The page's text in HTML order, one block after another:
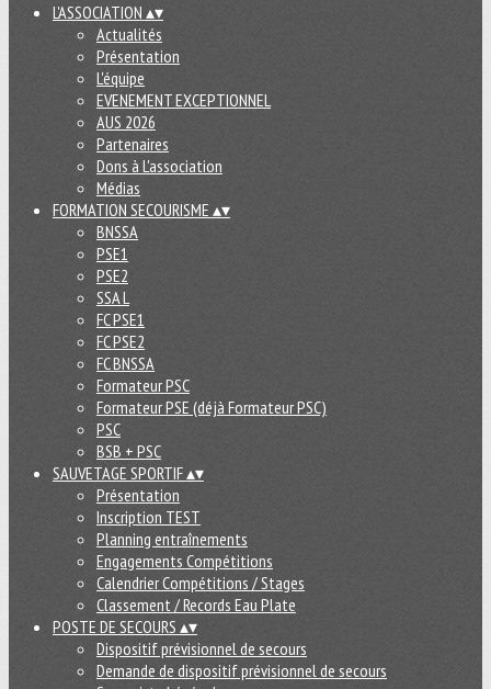
L'ASSOCIATION ▴▾
Actualités
Présentation
L'équipe
EVENEMENT EXCEPTIONNEL
AUS 2026
Partenaires
Dons à L'association
Médias
FORMATION SECOURISME ▴▾
BNSSA
PSE1
PSE2
SSA L
FC PSE1
FC PSE2
FC BNSSA
Formateur PSC
Formateur PSE (déjà Formateur PSC)
PSC
BSB + PSC
SAUVETAGE SPORTIF▴▾
Présentation
Inscription TEST
Planning entraînements
Engagements Compétitions
Calendrier Compétitions / Stages
Classement / Records Eau Plate
POSTE DE SECOURS ▴▾
Dispositif prévisionnel de secours
Demande de dispositif prévisionnel de secours